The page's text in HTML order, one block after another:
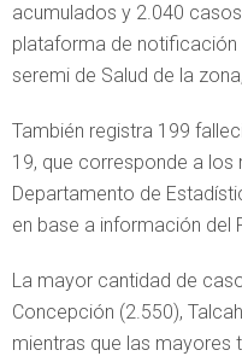
acumulados y 2.040
plataforma de notificación
seremi de Salud de la
También registra 199
19, que corresponde a
Departamento de
en base a información del
La mayor cantidad de
Concepción (2.550),
mientras que las mayores